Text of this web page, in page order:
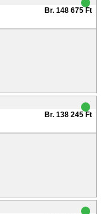
Br. 148 675 Ft
Br. 138 245 Ft